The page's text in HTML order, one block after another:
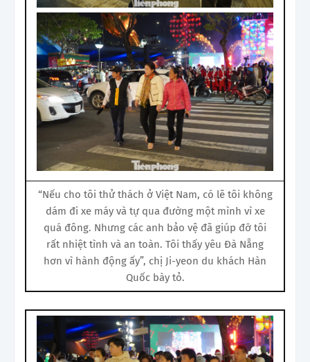
“Nếu cho tôi thử thách ở Việt Nam, có lẽ tôi không
dám đi xe máy và tự qua đường một mình vì xe
quá đông. Nhưng các anh bảo vệ đã giúp đỡ tôi
rất nhiệt tình và an toàn. Tôi thấy yêu Đà Nẵng
hơn vì hành động ấy”, chị Ji-yeon du khách Hàn
Quốc bày tỏ.